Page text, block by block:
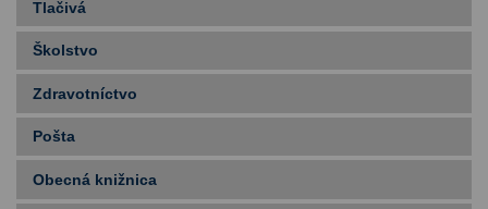
Tlačivá
Školstvo
Zdravotníctvo
Pošta
Obecná knižnica